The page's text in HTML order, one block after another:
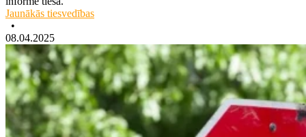
Jaunākās tiesvedības
•
08.04.2025